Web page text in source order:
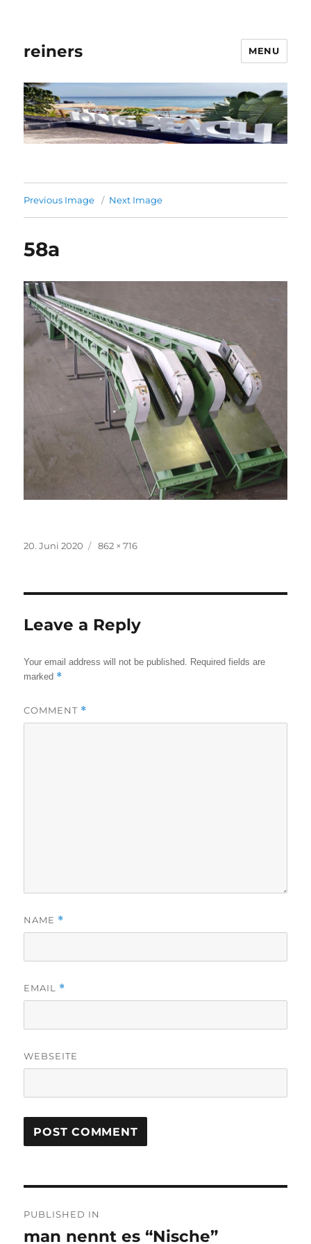
reiners MENU
Previous Image Next Image
58a
Posted
20. Juni 2020
Full
862 × 716
Leave a Reply
Your email address will not be published. Required fields are
marked *
COMMENT *
NAME *
EMAIL *
WEBSEITE
navigation
PUBLISHED IN
man nennt es “Nische”